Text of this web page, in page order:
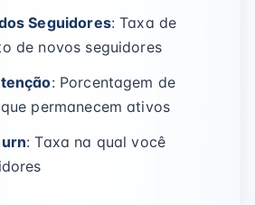
Seguidores: Taxa de
de novos seguidores
: Porcentagem de
permanecem ativos
: Taxa na qual você